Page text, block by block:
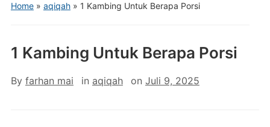
Home» aqiqah» 1 Kambing Untuk Berapa Porsi
1 Kambing Untuk Berapa Porsi
By farhan mai in aqiqah on Juli 9, 2025